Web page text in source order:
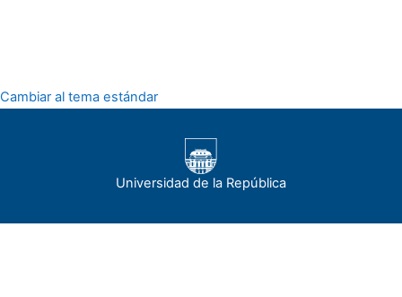
Cambiar al tema estándar
Universidad de la República